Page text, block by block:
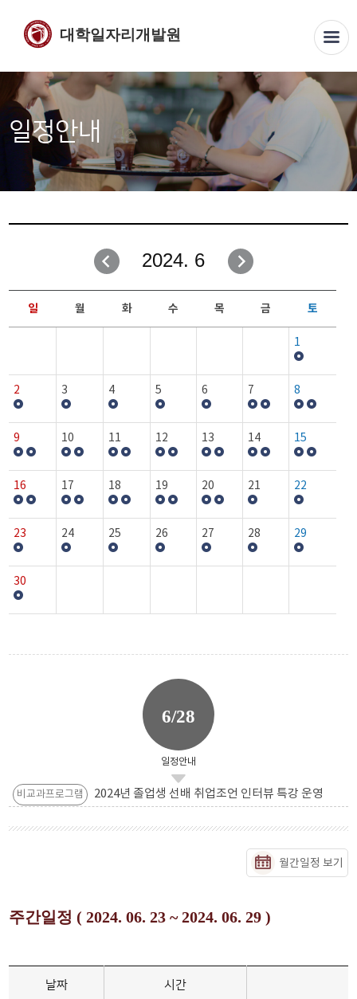
대학일자리개발원
일정안내
2024. 6
일 월 화 수 목 금 토
1
2 3 4 5 6 7 8
9 10 11 12 13 14 15
16 17 18 19 20 21 22
23 24 25 26 27 28 29
30
6/28
일정안내
비교과프로그램 2024년 졸업생 선배 취업조언 인터뷰 특강 운영
월간일정 보기
주간일정 ( 2024. 06. 23 ~ 2024. 06. 29 )
날짜 시간